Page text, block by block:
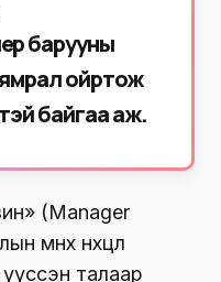
барууны
ойртож
байгаа аж.
(Manager
өмнөх нөхцөл
талаар